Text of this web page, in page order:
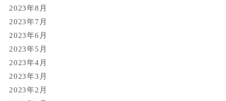
2023年8月
2023年7月
2023年6月
2023年5月
2023年4月
2023年3月
2023年2月